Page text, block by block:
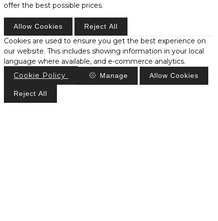
offer the best possible prices.
Allow Cookies Reject All
Cookies are used to ensure you get the best experience on
our website. This includes showing information in your local
language where available, and e-commerce analytics.
Cookie Policy
Manage Allow Cookies
Reject All